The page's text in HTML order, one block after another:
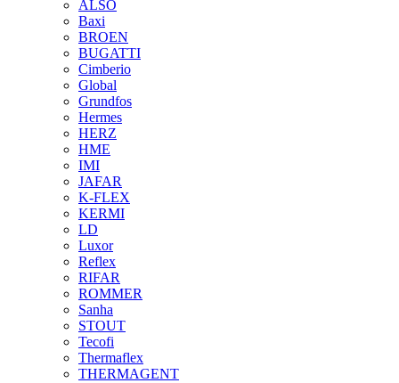
ALSO
Baxi
BROEN
BUGATTI
Cimberio
Global
Grundfos
Hermes
HERZ
HME
IMI
JAFAR
K-FLEX
KERMI
LD
Luxor
Reflex
RIFAR
ROMMER
Sanha
STOUT
Tecofi
Thermaflex
THERMAGENT